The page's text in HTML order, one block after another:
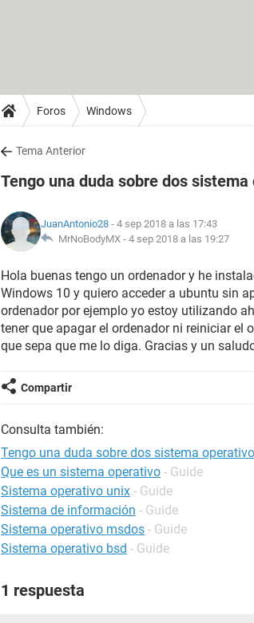
Foros Windows
Tema Anterior
Tengo una duda sobre dos
JuanAntonio28 - 4 sep 2018 a las 17:43
MrNoBodyMX - 4 sep 2018 a las 19:27
Hola buenas tengo un ordenador y he
Windows 10 y quiero acceder a ubuntu sin
ordenador por ejemplo yo estoy utilizando
tener que apagar el ordenador ni reiniciar el
que sepa que me lo diga. Gracias y un
Compartir
Consulta también:
Tengo una duda sobre dos sistema operativo
Que es un sistema operativo - Guide
Sistema operativo unix - Guide
Sistema de información - Guide
Sistema operativo msdos - Guide
Sistema operativo bsd - Guide
1 respuesta